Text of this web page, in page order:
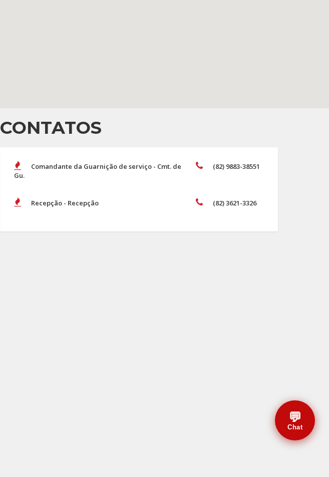
CONTATOS
Comandante da Guarnição de serviço - Cmt. de
Gu.
(82) 9883-38551
Recepção - Recepção (82) 3621-3326
💬
Chat